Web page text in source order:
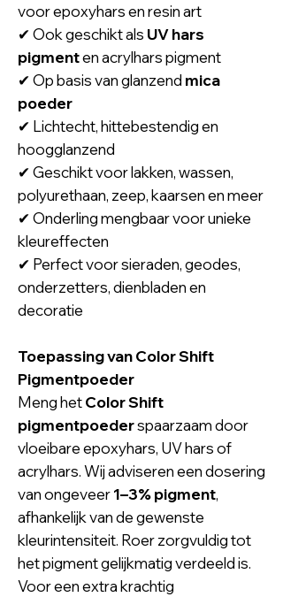
voor epoxyhars en resin art
✔ Ook geschikt als UV hars
pigmenten acrylhars pigment
✔ Op basis van glanzend mica
poeder
✔ Lichtecht, hittebestendig en
hoogglanzend
✔ Geschikt voor lakken, wassen,
polyurethaan, zeep, kaarsen en meer
✔ Onderling mengbaar voor unieke
kleureffecten
✔ Perfect voor sieraden, geodes,
onderzetters, dienbladen en
decoratie
Toepassing van Color Shift
Pigmentpoeder
Meng hetColor Shift
pigmentpoederspaarzaam door
vloeibare epoxyhars, UV hars of
acrylhars. Wij adviseren een dosering
van ongeveer1–3% pigment,
afhankelijk van de gewenste
kleurintensiteit. Roer zorgvuldig tot
het pigment gelijkmatig verdeeld is.
Voor een extra krachtig